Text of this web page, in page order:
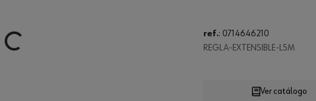
Loading...
ref.: 0714646210
REGLA-EXTENSIBLE-L5M
Ver catálogo